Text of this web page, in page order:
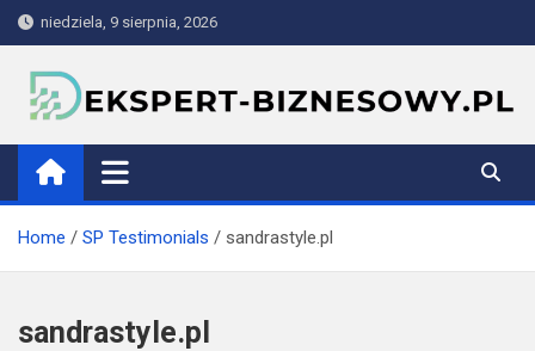
Skip
to
content
niedziela, 9 sierpnia, 2026
ekspert-biznesowy.pl
Home SP Testimonials sandrastyle.pl
sandrastyle.pl